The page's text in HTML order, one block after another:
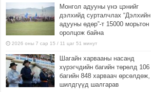
Монгол адууны үнэ цэнийг
дэлхийд сурталчлах “Дэлхийн
адууны өдөр”-т 15000 морьтон
оролцож байна
2026 оны 7 сар 15 / 11 цаг 51 минут
Шагайн харвааны насанд
хүрэгчдийн багийн төрөлд 106
багийн 848 харваач өрсөлдөж,
шилдгүүд шалгарав